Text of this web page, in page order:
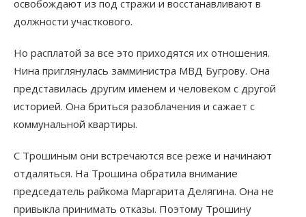
освобождают из под стражи и восстанавливают в
должности участкового.
Но расплатой за все это приходятся их отношения.
Нина приглянулась замминистра МВД Бугрову. Она
представилась другим именем и человеком с другой
историей. Она бриться разоблачения и сажает с
коммунальной квартиры.
С Трошиным они встречаются все реже и начинают
отдаляться. На Трошина обратила внимание
председатель райкома Маргарита Делягина. Она не
привыкла принимать отказы. Поэтому Трошину